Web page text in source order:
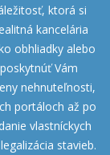
ktorá si
kancelária
obhliadky alebo
Vám
nehnuteľnosti,
portáloch až po
vlastníckych
stavieb.